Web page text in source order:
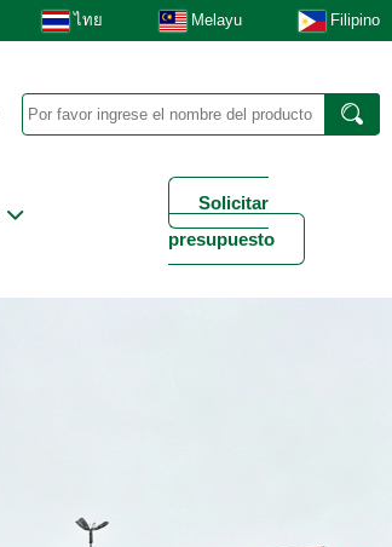
ไทย Melayu Filipino
Solicitar
presupuesto